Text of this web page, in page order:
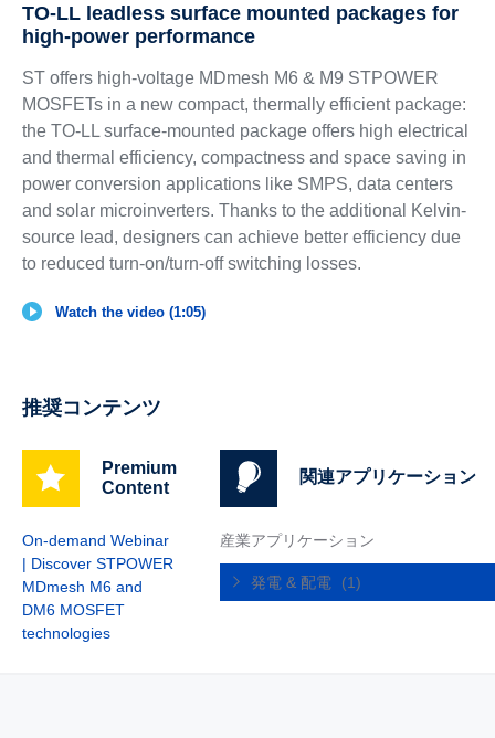
TO-LL leadless surface mounted packages for
high-power performance
ST offers high-voltage MDmesh M6 & M9 STPOWER
MOSFETs in a new compact, thermally efficient package:
the TO-LL surface-mounted package offers high electrical
and thermal efficiency, compactness and space saving in
power conversion applications like SMPS, data centers
and solar microinverters. Thanks to the additional Kelvin-
source lead, designers can achieve better efficiency due
to reduced turn-on/turn-off switching losses.
Watch the video (1:05)
推奨コンテンツ
Premium
Content
On-demand Webinar
| Discover STPOWER
MDmesh M6 and
DM6 MOSFET
technologies
関連アプリケーション
産業アプリケーション
発電 & 配電 (1)